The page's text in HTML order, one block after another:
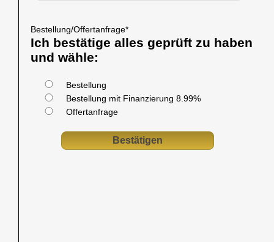
Bestellung/Offertanfrage*
Ich bestätige alles geprüft zu haben
und wähle:
Bestellung
Bestellung mit Finanzierung 8.99%
Offertanfrage